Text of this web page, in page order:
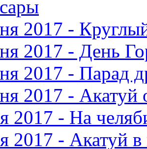
2017 -
2017 - День
2017 - Парад
2017 - Акатуй
2017 - На
2017 - Акатуй в